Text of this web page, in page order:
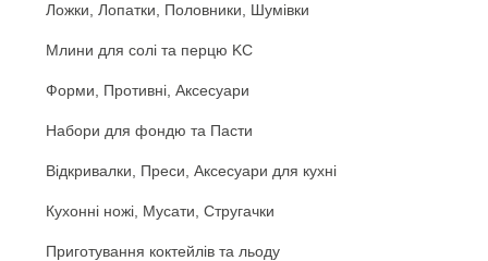
Ложки, Лопатки, Половники, Шумівки
Млини для солі та перцю KC
Форми, Противні, Аксесуари
Набори для фондю та Пасти
Відкривалки, Преси, Аксесуари для кухні
Кухонні ножі, Мусати, Стругачки
Приготування коктейлів та льоду